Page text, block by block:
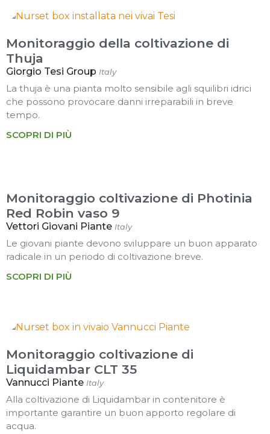
Monitoraggio della coltivazione di
Thuja
Giorgio Tesi Group Italy
La thuja è una pianta molto sensibile agli squilibri idrici
che possono provocare danni irreparabili in breve
tempo.
SCOPRI DI PIÙ
Monitoraggio coltivazione di Photinia
Red Robin vaso 9
Vettori Giovani Piante Italy
Le giovani piante devono sviluppare un buon apparato
radicale in un periodo di coltivazione breve.
SCOPRI DI PIÙ
Monitoraggio coltivazione di
Liquidambar CLT 35
Vannucci Piante Italy
Alla coltivazione di Liquidambar in contenitore è
importante garantire un buon apporto regolare di
acqua.